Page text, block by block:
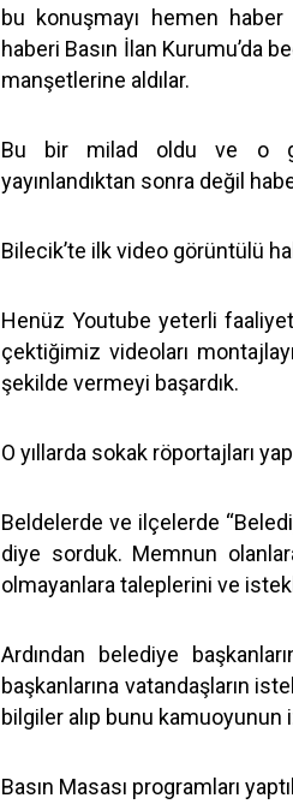
bu konuşmayı hemen
haberi Basın İlan Kurumu’da
manşetlerine aldılar.
Bu bir milad oldu ve o
yayınlandıktan sonra değil
Bilecik’te ilk video görüntülü
Henüz Youtube yeterli
çektiğimiz videoları
şekilde vermeyi başardık.
O yıllarda sokak röportajları
Beldelerde ve ilçelerde
diye sorduk. Memnun
olmayanlara taleplerini ve
Ardından belediye
başkanlarına vatandaşların
bilgiler alıp bunu kamuoyunun
Basın Masası programları